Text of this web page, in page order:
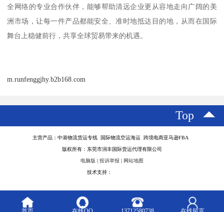
全网络的专业合作伙伴，能够帮助清远企业更从容地走向广阔的美
洲市场，让每一件产品都能安全、准时地抵达目的地，从而在国际
舞台上稳健前行，共享全球贸易带来的机遇。
m.runfenggjhy.b2b168.com
Top
主营产品：中港物流货运专线 国际物流空运海运 跨境电商亚马逊FBA
版权所有：东莞市润丰国际货运代理有限公司
电脑版 | 投诉举报 | 网站地图
技术支持：